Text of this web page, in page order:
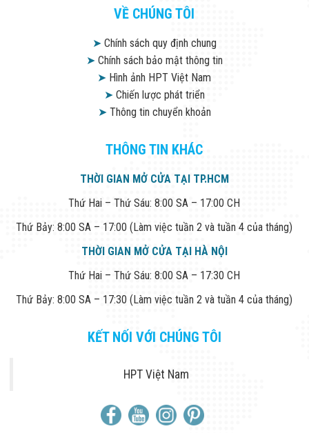
VỀ CHÚNG TÔI
➤Chính sách quy định chung
➤Chính sách bảo mật thông tin
➤ Hình ảnh HPT Việt Nam
➤Chiến lược phát triển
➤Thông tin chuyển khoản
THÔNG TIN KHÁC
THỜI GIAN MỞ CỬA TẠI TP.HCM
Thứ Hai – Thứ Sáu: 8:00 SA – 17:00 CH
Thứ Bảy: 8:00 SA – 17:00 (Làm việc tuần 2 và tuần 4 của tháng)
THỜI GIAN MỞ CỬA TẠI HÀ NỘI
Thứ Hai – Thứ Sáu: 8:00 SA – 17:30 CH
Thứ Bảy: 8:00 SA – 17:30 (Làm việc tuần 2 và tuần 4 của tháng)
KẾT NỐI VỚI CHÚNG TÔI
HPT Việt Nam